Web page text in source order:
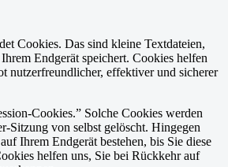
Cookies. Das sind kleine Textdateien,
Endgerät speichert. Cookies helfen
nutzerfreundlicher, effektiver und sicherer
Cookies.” Solche Cookies werden
Sitzung von selbst gelöscht. Hingegen
Ihrem Endgerät bestehen, bis Sie diese
helfen uns, Sie bei Rückkehr auf